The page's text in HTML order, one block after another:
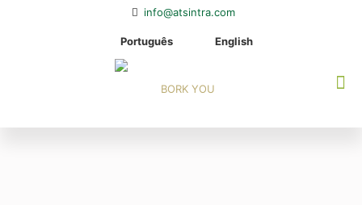
info@atsintra.com
Português English